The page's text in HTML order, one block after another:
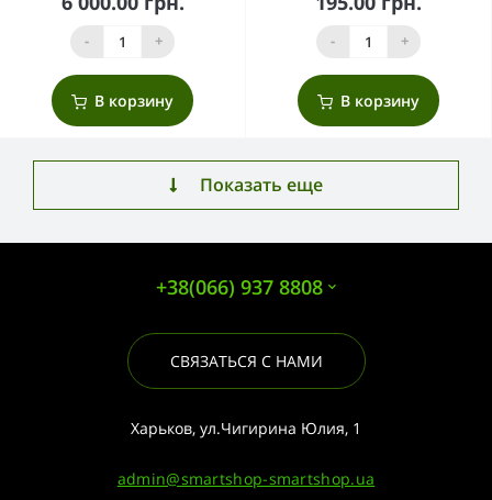
- +
В корзину
- +
В корзину
Показать еще
+38(066) 937 8808
СВЯЗАТЬСЯ С НАМИ
Харьков, ул.Чигирина Юлия, 1
admin@smartshop-smartshop.ua